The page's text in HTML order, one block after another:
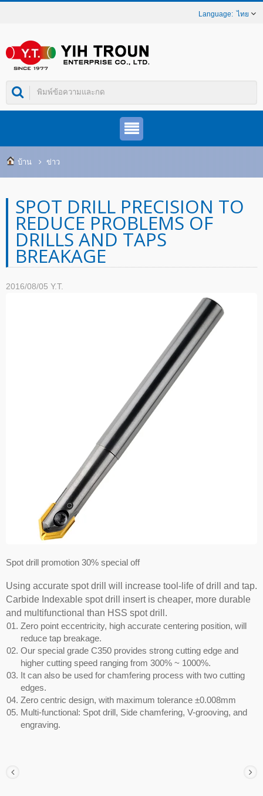
ไทย
บ้าน ข่าว
SPOT DRILL PRECISION TO
REDUCE PROBLEMS OF
DRILLS AND TAPS
BREAKAGE
2016/08/05 Y.T.
Spot drill promotion 30% special off
Using accurate spot drill will increase tool-life of drill and tap.
Carbide Indexable spot drill insert is cheaper, more durable
and multifunctional than HSS spot drill.
Zero point eccentricity, high accurate centering position, will
reduce tap breakage.
Our special grade C350 provides strong cutting edge and
higher cutting speed ranging from 300% ~ 1000%.
It can also be used for chamfering process with two cutting
edges.
Zero centric design, with maximum tolerance ±0.008mm
Multi-functional: Spot drill, Side chamfering, V-grooving, and
engraving.